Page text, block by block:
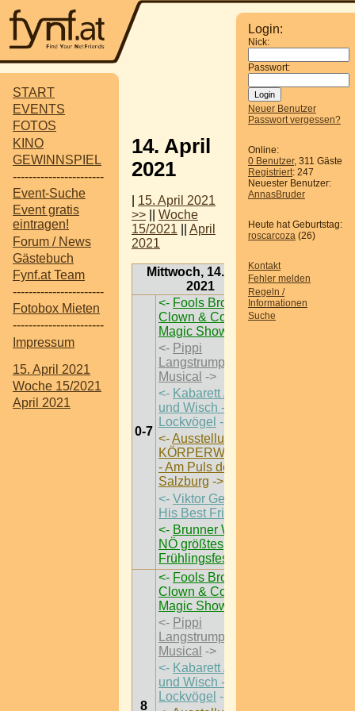
START
EVENTS
FOTOS
KINO
GEWINNSPIEL
-----------------------
Event-Suche
Event gratis
eintragen!
Forum / News
Gästebuch
Fynf.at Team
-----------------------
Fotobox Mieten
-----------------------
Impressum
15. April 2021
Woche 15/2021
April 2021
Login:
Nick:
Passwort:
Neuer Benutzer
Passwort vergessen?
Online:
0 Benutzer, 311 Gäste
Registriert: 247
Neuester Benutzer:
AnnasBruder
Heute hat Geburtstag:
roscarcoza (26)
Kontakt
Fehler melden
Regeln /
Informationen
Suche
14. April
2021
15. April 2021
>>
Woche
15/2021
April
2021
Mittwoch, 14. April
2021
0-7
<- Fools Brothers -
Clown & Comedy
Magic Show
<- Pippi
Langstrumpf - Das
Musical ->
<- Kabarett / Flo
und Wisch -
Lockvögel ->
<-Ausstellung /
KÖRPERWELTEN
- Am Puls der Zeit |
Salzburg ->
<- Viktor Gernot &
His Best Friends
<- Brunner Wiesn |
NÖ größtes
Frühlingsfest
8
<- Fools Brothers -
Clown & Comedy
Magic Show
<- Pippi
Langstrumpf - Das
Musical ->
<- Kabarett / Flo
und Wisch -
Lockvögel ->